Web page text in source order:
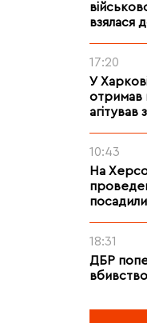
взялася
17:20
У
отримав
агітував
10:43
На
18:31
ДБР